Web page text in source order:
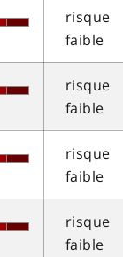
risque
faible
risque
faible
risque
faible
risque
faible